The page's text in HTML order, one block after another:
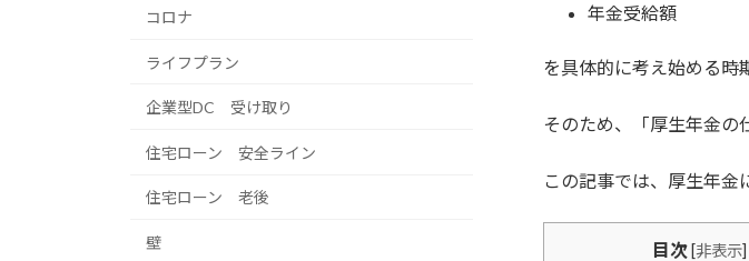
年金受給額
を具体的に考え始める時
そのため、「厚生年金の
この記事では、厚生年金
目次 [非表示]
コロナ
ライフプラン
企業型DC 受け取り
住宅ローン 安全ライン
住宅ローン 老後
壁